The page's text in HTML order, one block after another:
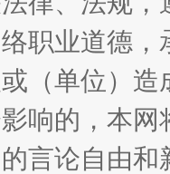
职业道德
（单位）
响的，本
言论自由